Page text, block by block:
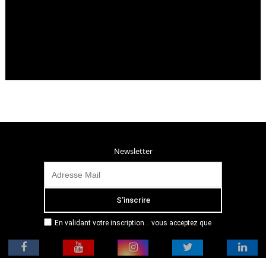
Newsletter
En validant votre inscription... vous acceptez que
adresse email dans le but de vous envoyer
mensuellement sa lettre d’informations. Pour plus